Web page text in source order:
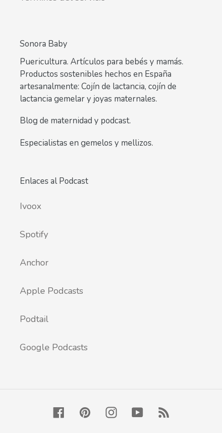
Sonora Baby
Puericultura. Artículos para bebés y mamás.
Productos sostenibles hechos en España
artesanalmente: Cojín de lactancia, cojín de
lactancia gemelar y joyas maternales.
Blog de maternidad y podcast.
Especialistas en gemelos y mellizos.
Enlaces al Podcast
Ivoox
Spotify
Anchor
Apple Podcasts
Podtail
Google Podcasts
FacebookPinterestInstagramYouTube